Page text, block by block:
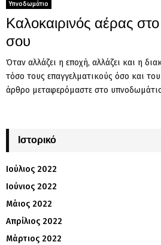
Υπνοδωμάτιο
Καλοκαιρινός αέρας
σου
Όταν αλλάζει η εποχή, αλλάζει και η
τόσο τους επαγγελματικούς όσο και
άρθρο μεταφερόμαστε στο
Ιστορικό
Ιούλιος 2022
Ιούνιος 2022
Μάιος 2022
Απρίλιος 2022
Μάρτιος 2022